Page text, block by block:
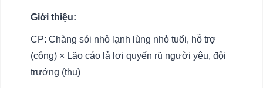
Giới thiệu:
CP: Chàng sói nhỏ lạnh lùng nhỏ tuổi, hỗ trợ
(công) × Lão cáo lả lơi quyến rũ người yêu, đội
trưởng (thụ)